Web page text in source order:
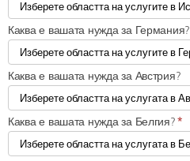
Каква е вашата нужда за Германия?
Каква е вашата нужда за Австрия?
Каква е вашата нужда за Белгия?*